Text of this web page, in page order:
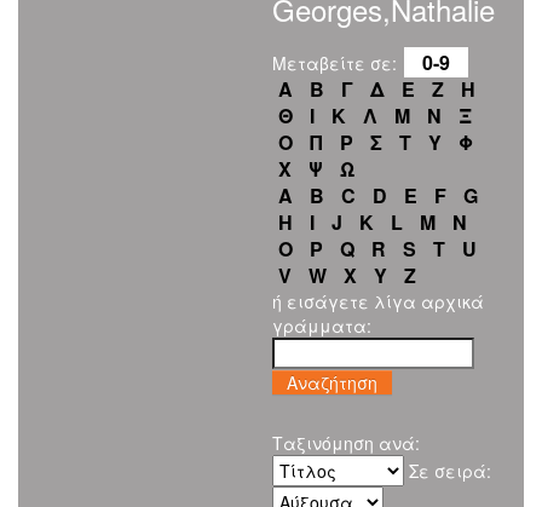
Georges,Nathalie
Μεταβείτε σε:
0-9
Α
Β Γ Δ Ε Ζ
Η
Θ
Ι Κ Λ Μ Ν
Ξ
Ο
Π Ρ Σ Τ Υ
Φ
Χ
Ψ
Ω
A
B C D E F
G
H
I J K L M
N
O
P Q R S T
U
V
W X Y Z
ή εισάγετε λίγα αρχικά
γράμματα:
Ταξινόμηση ανά:
Σε σειρά: